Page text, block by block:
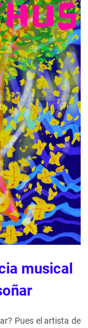
musical
Pues el artista de